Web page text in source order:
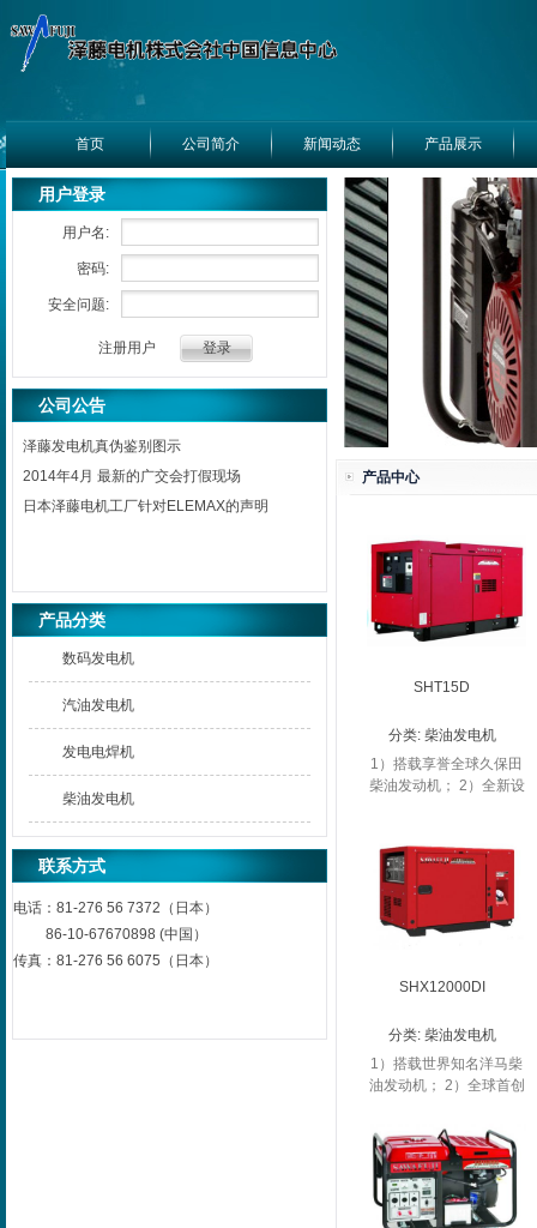
首页 公司简介 新闻动态 产品展示
产品中心
SHT15D
分类: 柴油发电机
1）搭载享誉全球久保田
柴油发动机； 2）全新设
时间工作，另配有发动机
机油报警系统；...
SHX12000DI
分类: 柴油发电机
1）搭载世界知名洋马柴
油发动机； 2）全球首创
3）按负载自动调节输
出，节省能源
用户登录
用户名:
密码:
安全问题:
注册用户
公司公告
泽藤发电机真伪鉴别图示
2014年4月 最新的广交会打假现场
日本泽藤电机工厂针对ELEMAX的声明
产品分类
数码发电机
汽油发电机
发电电焊机
柴油发电机
联系方式
电话： 81-276 56 7372（日本）
86-10-67670898 (中国）
传真： 81-276 56 6075（日本）